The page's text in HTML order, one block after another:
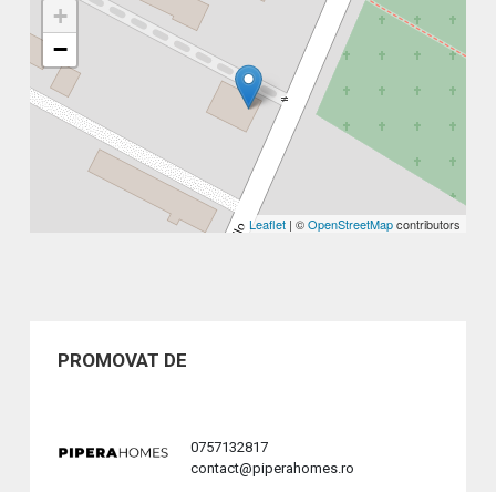
+
−
Leaflet | ©OpenStreetMapcontributors
PROMOVAT DE
0757132817
contact@piperahomes.ro